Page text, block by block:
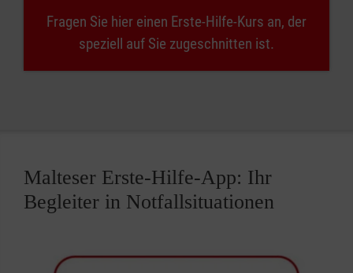
Fragen Sie hier einen Erste-Hilfe-Kurs an, der
speziell auf Sie zugeschnitten ist.
Malteser Erste-Hilfe-App: Ihr
Begleiter in Notfallsituationen